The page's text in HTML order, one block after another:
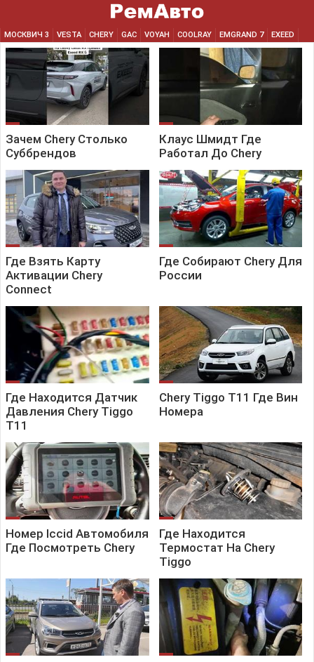
МОСКВИЧ 3 VESTA CHERY GAC VOYAH COOLRAY EMGRAND 7 EXEED
Зачем Chery Столько
Суббрендов
Клаус Шмидт Где
Работал До Chery
Где Взять Карту
Активации Chery
Connect
Где Собирают Chery Для
России
Где Находится Датчик
Давления Chery Tiggo
T11
Chery Tiggo T11 Где Вин
Номера
Номер Iccid Автомобиля
Где Посмотреть Chery
Где Находится
Термостат На Chery
Tiggo